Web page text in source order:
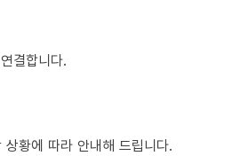
결합니다.
황에 따라 안내해 드립니다.